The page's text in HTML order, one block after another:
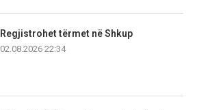
Regjistrohet tërmet në Shkup
02.08.2026 22:34